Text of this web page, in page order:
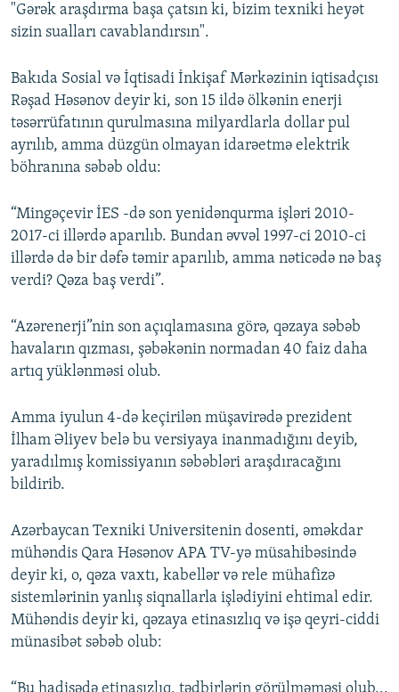
"Gərək araşdırma başa çatsın ki, bizim texniki heyət
sizin sualları cavablandırsın".
Bakıda Sosial və İqtisadi İnkişaf Mərkəzinin iqtisadçısı
Rəşad Həsənov deyir ki, son 15 ildə ölkənin enerji
təsərrüfatının qurulmasına milyardlarla dollar pul
ayrılıb, amma düzgün olmayan idarəetmə elektrik
böhranına səbəb oldu:
“Mingəçevir İES -də son yenidənqurma işləri 2010-
2017-ci illərdə aparılıb. Bundan əvvəl 1997-ci 2010-ci
illərdə də bir dəfə təmir aparılıb, amma nəticədə nə baş
verdi? Qəza baş verdi”.
“Azərenerji”nin son açıqlamasına görə, qəzaya səbəb
havaların qızması, şəbəkənin normadan 40 faiz daha
artıq yüklənməsi olub.
Amma iyulun 4-də keçirilən müşavirədə prezident
İlham Əliyev belə bu versiyaya inanmadığını deyib,
yaradılmış komissiyanın səbəbləri araşdıracağını
bildirib.
Azərbaycan Texniki Universitenin dosenti, əməkdar
mühəndis Qara Həsənov APA TV-yə müsahibəsində
deyir ki, o, qəza vaxtı, kabellər və rele mühafizə
sistemlərinin yanlış siqnallarla işlədiyini ehtimal edir.
Mühəndis deyir ki, qəzaya etinasızlıq və işə qeyri-ciddi
münasibət səbəb olub: